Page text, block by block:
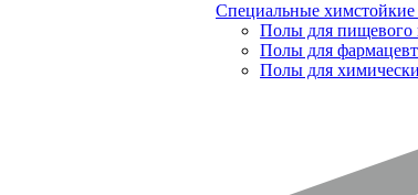
Специальные
Полы для пищевого
Полы для
Полы для